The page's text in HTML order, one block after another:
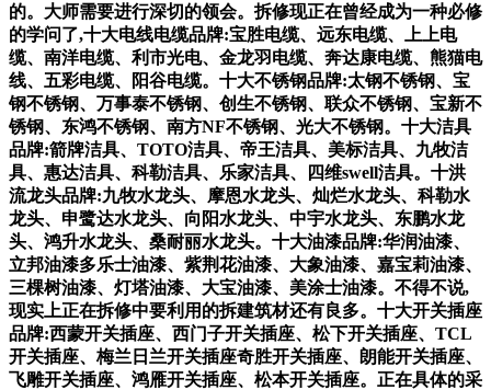
的。大师需要进行深切的领会。拆修现正在曾经成为一种必修
的学问了,十大电线电缆品牌:宝胜电缆、远东电缆、上上电
缆、南洋电缆、利市光电、金龙羽电缆、奔达康电缆、熊猫电
线、五彩电缆、阳谷电缆。十大不锈钢品牌:太钢不锈钢、宝
钢不锈钢、万事泰不锈钢、创生不锈钢、联众不锈钢、宝新不
锈钢、东鸿不锈钢、南方NF不锈钢、光大不锈钢。十大洁具
品牌:箭牌洁具、TOTO洁具、帝王洁具、美标洁具、九牧洁
具、惠达洁具、科勒洁具、乐家洁具、四维swell洁具。十洪
流龙头品牌:九牧水龙头、摩恩水龙头、灿烂水龙头、科勒水
龙头、申鹭达水龙头、向阳水龙头、中宇水龙头、东鹏水龙
头、鸿升水龙头、桑耐丽水龙头。十大油漆品牌:华润油漆、
立邦油漆多乐士油漆、紫荆花油漆、大象油漆、嘉宝莉油漆、
三棵树油漆、灯塔油漆、大宝油漆、美涂士油漆。不得不说,
现实上正在拆修中要利用的拆建筑材还有良多。十大开关插座
品牌:西蒙开关插座、西门子开关插座、松下开关插座、TCL
开关插座、梅兰日兰开关插座奇胜开关插座、朗能开关插座、
飞雕开关插座、鸿雁开关插座、松本开关插座。正在具体的采